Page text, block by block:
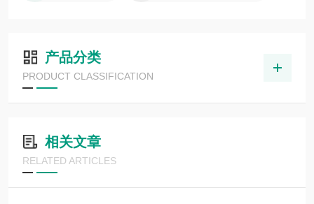
产品分类
PRODUCT CLASSIFICATION
相关文章
RELATED ARTICLES